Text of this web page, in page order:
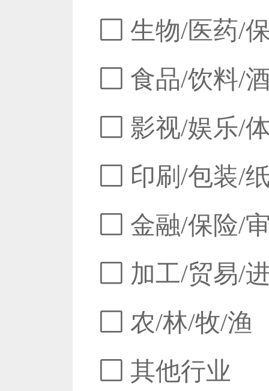
生物/医药/
食品/饮料/
影视/娱乐/
印刷/包装/
金融/保险/
加工/贸易/
农/林/牧/渔
其他行业